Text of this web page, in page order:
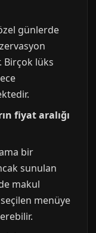
günlerde
Birçok lüks
fiyat aralığı
bir
sunulan
makul
menüye